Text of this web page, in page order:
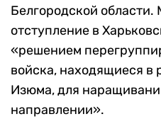
Белгородской
отступление в
«решением
войска, находящиеся в
Изюма,для
направлении».